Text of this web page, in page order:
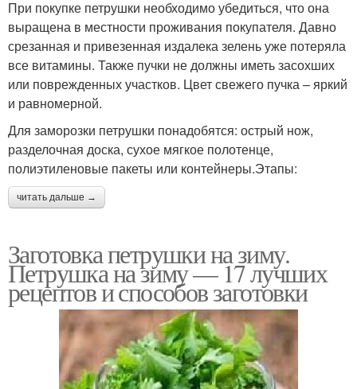
При покупке петрушки необходимо убедиться, что она
выращена в местности проживания покупателя. Давно
срезанная и привезенная издалека зелень уже потеряла
все витамины. Также пучки не должны иметь засохших
или поврежденных участков. Цвет свежего пучка – яркий
и равномерной.
Для заморозки петрушки понадобятся: острый нож,
разделочная доска, сухое мягкое полотенце,
полиэтиленовые пакеты или контейнеры.Этапы:
читать дальше →
Заготовка петрушки на зиму.
Петрушка на зиму — 17 лучших
рецептов и способов заготовки